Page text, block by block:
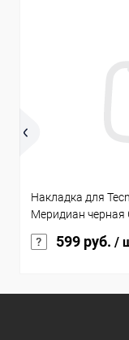
Накладка для
Меридиан черная
599 руб. /